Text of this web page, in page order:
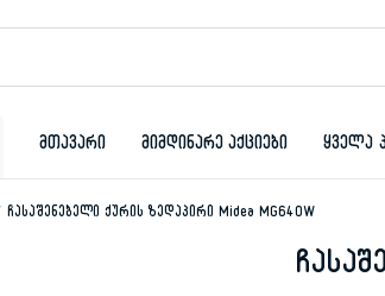
მთავარი მიმდინარე აქციები ყველა
ჩასაშენებელი ქურის ზედაპირი Midea MG640W